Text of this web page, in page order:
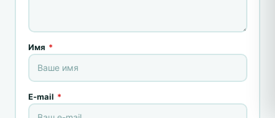
Имя *
E-mail *